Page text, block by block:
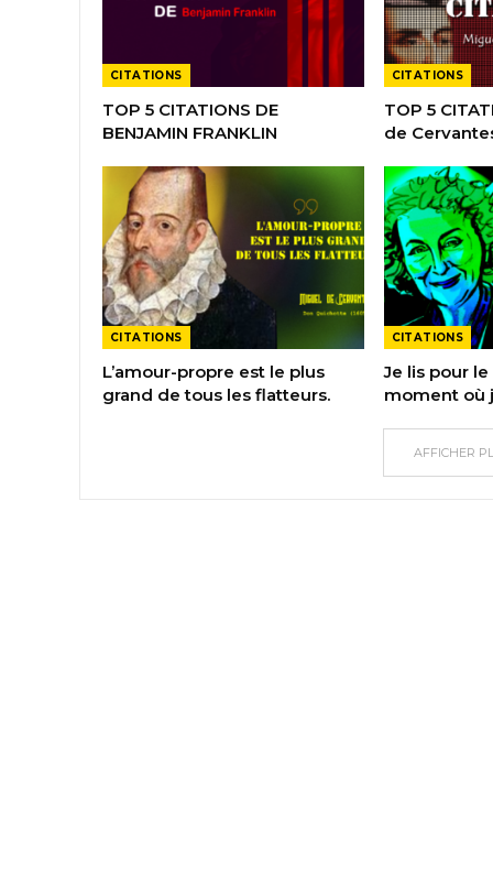
CITATIONS
TOP 5 CITATIONS DE
BENJAMIN FRANKLIN
CITATIONS
TOP 5
de
CITATIONS
L’amour-propre est le plus
grand de tous les flatteurs.
CITATIONS
Je lis pour le
moment où
AFFICHER